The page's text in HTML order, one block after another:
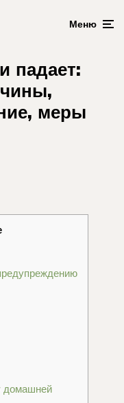
Меню
падает:
меры
домашней